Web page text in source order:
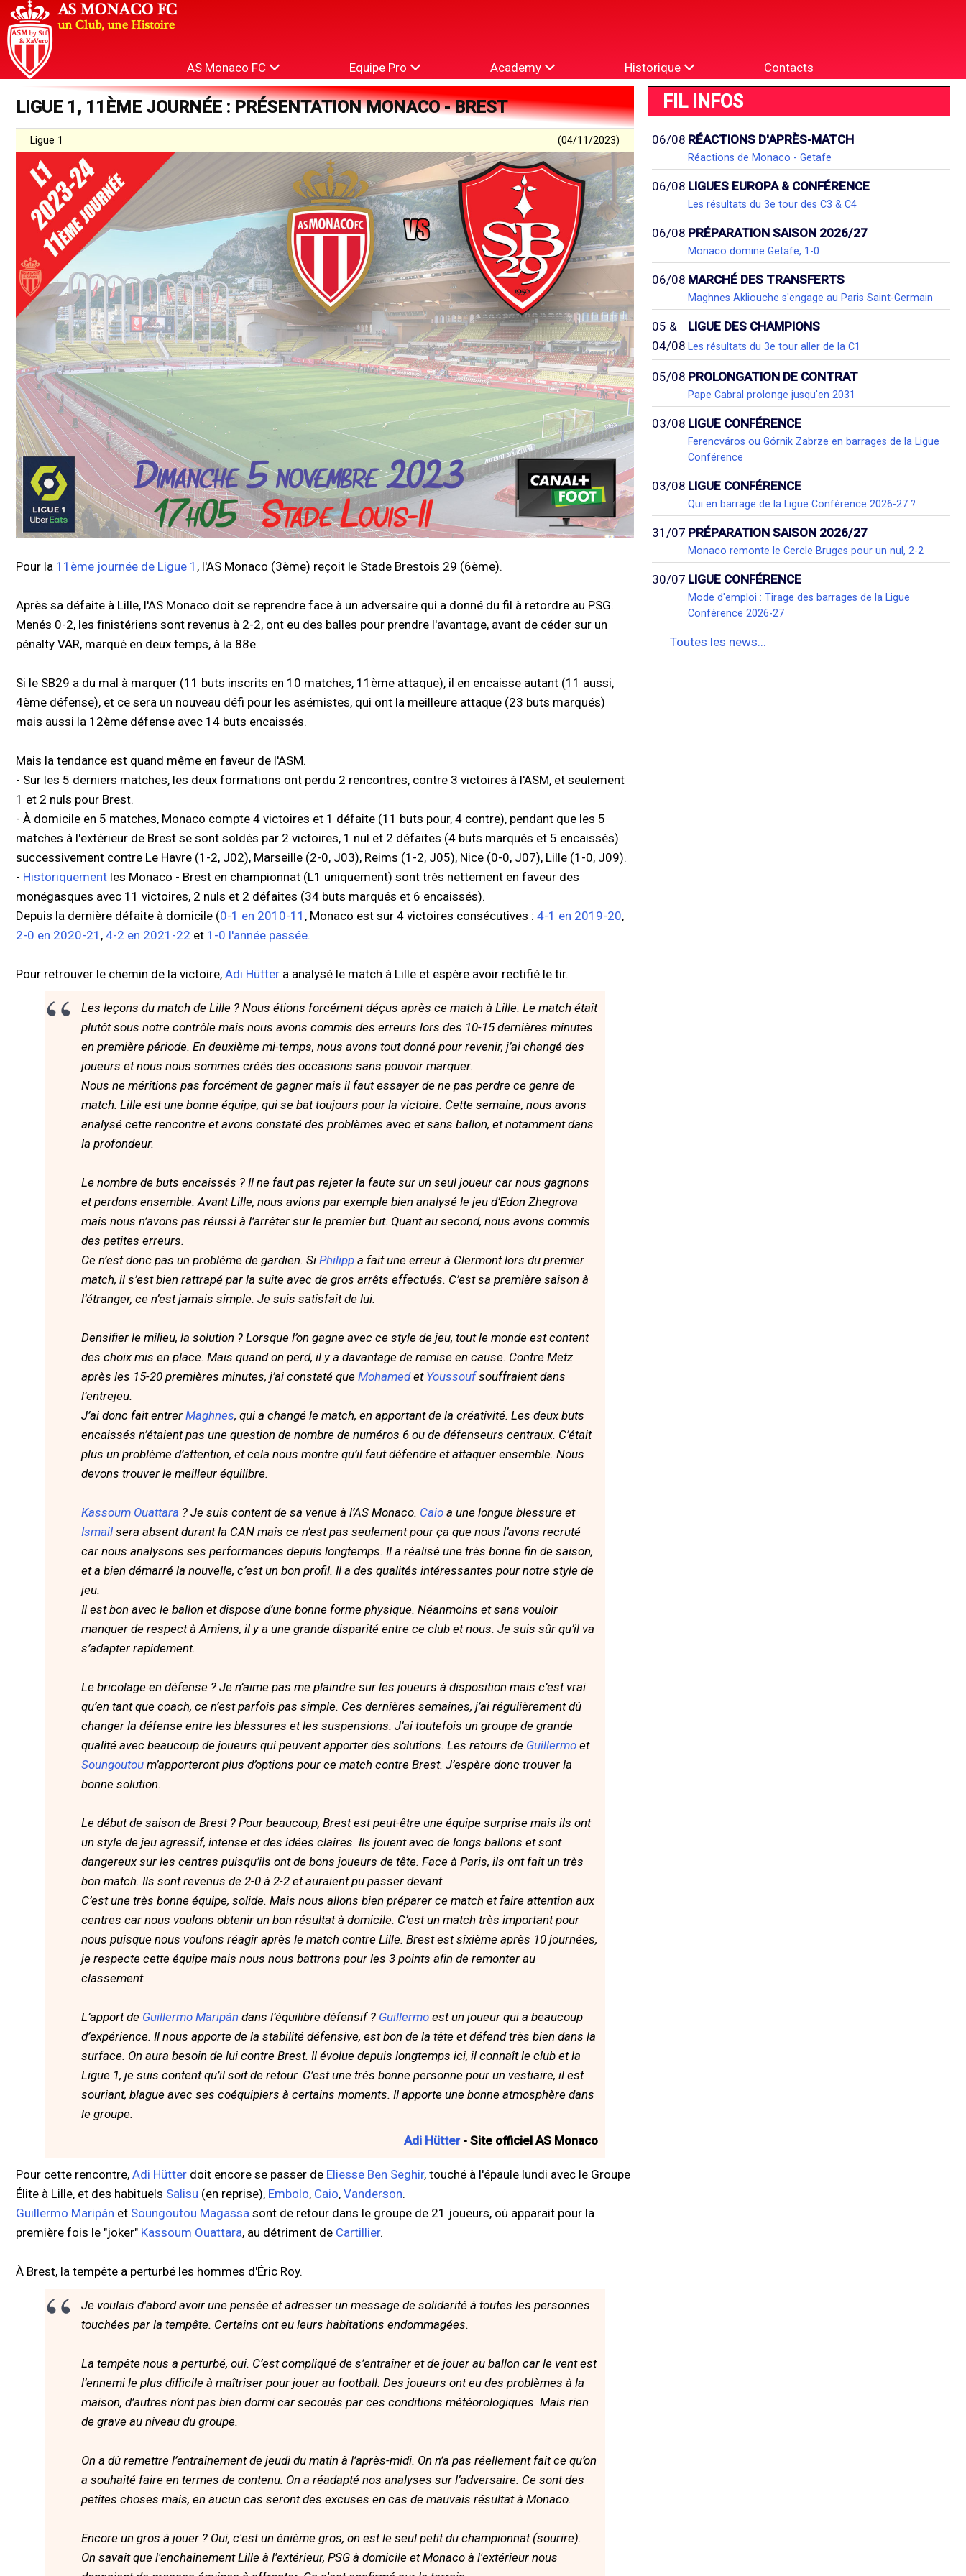
AS Monaco FC Equipe Pro Academy Historique Contacts
LIGUE 1, 11ÈME JOURNÉE : PRÉSENTATION MONACO - BREST
Ligue 1 (04/11/2023)
Pour la 11ème journée de Ligue 1 , l'AS Monaco (3ème) reçoit le Stade Brestois 29 (6ème).
Après sa défaite à Lille, l'AS Monaco doit se reprendre face à un adversaire qui a donné du fil à retordre au PSG.
Menés 0-2, les finistériens sont revenus à 2-2, ont eu des balles pour prendre l'avantage, avant de céder sur un
pénalty VAR, marqué en deux temps, à la 88e.
Si le SB29 a du mal à marquer (11 buts inscrits en 10 matches, 11ème attaque), il en encaisse autant (11 aussi,
4ème défense), et ce sera un nouveau défi pour les asémistes, qui ont la meilleure attaque (23 buts marqués)
mais aussi la 12ème défense avec 14 buts encaissés.
Mais la tendance est quand même en faveur de l'ASM.
- Sur les 5 derniers matches, les deux formations ont perdu 2 rencontres, contre 3 victoires à l'ASM, et seulement
1 et 2 nuls pour Brest.
- À domicile en 5 matches, Monaco compte 4 victoires et 1 défaite (11 buts pour, 4 contre), pendant que les 5
matches à l'extérieur de Brest se sont soldés par 2 victoires, 1 nul et 2 défaites (4 buts marqués et 5 encaissés)
successivement contre Le Havre (1-2, J02), Marseille (2-0, J03), Reims (1-2, J05), Nice (0-0, J07), Lille (1-0, J09).
- Historiquement les Monaco - Brest en championnat (L1 uniquement) sont très nettement en faveur des
monégasques avec 11 victoires, 2 nuls et 2 défaites (34 buts marqués et 6 encaissés).
Depuis la dernière défaite à domicile (0-1 en 2010-11 , Monaco est sur 4 victoires consécutives : 4-1 en 2019-20,
2-0 en 2020-21 , 4-2 en 2021-22 et 1-0 l'année passée.
Pour retrouver le chemin de la victoire, Adi Hütter a analysé le match à Lille et espère avoir rectifié le tir.
Les leçons du match de Lille ? Nous étions forcément déçus après ce match à Lille. Le match était
plutôt sous notre contrôle mais nous avons commis des erreurs lors des 10-15 dernières minutes
en première période. En deuxième mi-temps, nous avons tout donné pour revenir, j’ai changé des
joueurs et nous nous sommes créés des occasions sans pouvoir marquer.
Nous ne méritions pas forcément de gagner mais il faut essayer de ne pas perdre ce genre de
match. Lille est une bonne équipe, qui se bat toujours pour la victoire. Cette semaine, nous avons
analysé cette rencontre et avons constaté des problèmes avec et sans ballon, et notamment dans
la profondeur.
Le nombre de buts encaissés ? Il ne faut pas rejeter la faute sur un seul joueur car nous gagnons
et perdons ensemble. Avant Lille, nous avions par exemple bien analysé le jeu d’Edon Zhegrova
mais nous n’avons pas réussi à l’arrêter sur le premier but. Quant au second, nous avons commis
des petites erreurs.
Ce n’est donc pas un problème de gardien. Si Philipp a fait une erreur à Clermont lors du premier
match, il s’est bien rattrapé par la suite avec de gros arrêts effectués. C’est sa première saison à
l’étranger, ce n’est jamais simple. Je suis satisfait de lui.
Densifier le milieu, la solution ? Lorsque l’on gagne avec ce style de jeu, tout le monde est content
des choix mis en place. Mais quand on perd, il y a davantage de remise en cause. Contre Metz
après les 15-20 premières minutes, j’ai constaté que Mohamedet Youssoufsouffraient dans
l’entrejeu.
J’ai donc fait entrer Maghnes, qui a changé le match, en apportant de la créativité. Les deux buts
encaissés n’étaient pas une question de nombre de numéros 6 ou de défenseurs centraux. C’était
plus un problème d’attention, et cela nous montre qu’il faut défendre et attaquer ensemble. Nous
devons trouver le meilleur équilibre.
Kassoum Ouattara ? Je suis content de sa venue à l’AS Monaco. Caio a une longue blessure et
Ismail sera absent durant la CAN mais ce n’est pas seulement pour ça que nous l’avons recruté
car nous analysons ses performances depuis longtemps. Il a réalisé une très bonne fin de saison,
et a bien démarré la nouvelle, c’est un bon profil. Il a des qualités intéressantes pour notre style de
jeu.
Il est bon avec le ballon et dispose d’une bonne forme physique. Néanmoins et sans vouloir
manquer de respect à Amiens, il y a une grande disparité entre ce club et nous. Je suis sûr qu’il va
s’adapter rapidement.
Le bricolage en défense ? Je n’aime pas me plaindre sur les joueurs à disposition mais c’est vrai
qu’en tant que coach, ce n’est parfois pas simple. Ces dernières semaines, j’ai régulièrement dû
changer la défense entre les blessures et les suspensions. J’ai toutefois un groupe de grande
qualité avec beaucoup de joueurs qui peuvent apporter des solutions. Les retours de Guillermo et
Soungoutou m’apporteront plus d’options pour ce match contre Brest. J’espère donc trouver la
bonne solution.
Le début de saison de Brest ? Pour beaucoup, Brest est peut-être une équipe surprise mais ils ont
un style de jeu agressif, intense et des idées claires. Ils jouent avec de longs ballons et sont
dangereux sur les centres puisqu’ils ont de bons joueurs de tête. Face à Paris, ils ont fait un très
bon match. Ils sont revenus de 2-0 à 2-2 et auraient pu passer devant.
C’est une très bonne équipe, solide. Mais nous allons bien préparer ce match et faire attention aux
centres car nous voulons obtenir un bon résultat à domicile. C’est un match très important pour
nous puisque nous voulons réagir après le match contre Lille. Brest est sixième après 10 journées,
je respecte cette équipe mais nous nous battrons pour les 3 points afin de remonter au
classement.
L’apport de Guillermo Maripán dans l’équilibre défensif ? Guillermo est un joueur qui a beaucoup
d’expérience. Il nous apporte de la stabilité défensive, est bon de la tête et défend très bien dans la
surface. On aura besoin de lui contre Brest. Il évolue depuis longtemps ici, il connaît le club et la
Ligue 1, je suis content qu’il soit de retour. C’est une très bonne personne pour un vestiaire, il est
souriant, blague avec ses coéquipiers à certains moments. Il apporte une bonne atmosphère dans
le groupe.
Adi Hütter- Site officiel AS Monaco
Pour cette rencontre, Adi Hütter doit encore se passer de Eliesse Ben Seghir, touché à l'épaule lundi avec le Groupe
Élite à Lille, et des habituels Salisu (en reprise), Embolo, Caio, Vanderson.
Guillermo Maripán et Soungoutou Magassa sont de retour dans le groupe de 21 joueurs, où apparait pour la
première fois le "joker" Kassoum Ouattara, au détriment de Cartillier.
À Brest, la tempête a perturbé les hommes d'Éric Roy.
Je voulais d'abord avoir une pensée et adresser un message de solidarité à toutes les personnes
touchées par la tempête. Certains ont eu leurs habitations endommagées.
La tempête nous a perturbé, oui. C’est compliqué de s’entraîner et de jouer au ballon car le vent est
l’ennemi le plus difficile à maîtriser pour jouer au football. Des joueurs ont eu des problèmes à la
maison, d’autres n’ont pas bien dormi car secoués par ces conditions météorologiques. Mais rien
de grave au niveau du groupe.
On a dû remettre l’entraînement de jeudi du matin à l’après-midi. On n’a pas réellement fait ce qu’on
a souhaité faire en termes de contenu. On a réadapté nos analyses sur l’adversaire. Ce sont des
petites choses mais, en aucun cas seront des excuses en cas de mauvais résultat à Monaco.
Encore un gros à jouer ? Oui, c'est un énième gros, on est le seul petit du championnat (sourire).
On savait que l'enchaînement Lille à l'extérieur, PSG à domicile et Monaco à l'extérieur nous
FIL INFOS
06/08 RÉACTIONS D'APRÈS-MATCH
Réactions de Monaco - Getafe
06/08 LIGUES EUROPA & CONFÉRENCE
Les résultats du 3e tour des C3 & C4
06/08 PRÉPARATION SAISON 2026/27
Monaco domine Getafe, 1-0
06/08 MARCHÉ DES TRANSFERTS
Maghnes Akliouche s'engage au Paris Saint-Germain
05 &
04/08
LIGUE DES CHAMPIONS
Les résultats du 3e tour aller de la C1
05/08 PROLONGATION DE CONTRAT
Pape Cabral prolonge jusqu'en 2031
03/08 LIGUE CONFÉRENCE
Ferencváros ou Górnik Zabrze en barrages de la Ligue
Conférence
03/08 LIGUE CONFÉRENCE
Qui en barrage de la Ligue Conférence 2026-27 ?
31/07 PRÉPARATION SAISON 2026/27
Monaco remonte le Cercle Bruges pour un nul, 2-2
30/07 LIGUE CONFÉRENCE
Mode d'emploi : Tirage des barrages de la Ligue
Conférence 2026-27
Toutes les news...